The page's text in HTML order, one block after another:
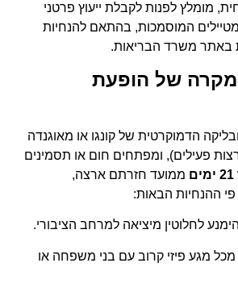
מומלץ לפנות לקבלת ייעוץ פרטני
המוסמכות, בהתאם להנחיות
באתר משרד הבריאות.
של הופעת
הדמוקרטית של קונגו או מאוגנדה
פעילים), ומפתחים חום או תסמינים
ממועד חזרתם ארצה,
ההנחיות הבאות:
לחלוטין מיציאה למרחב הציבורי.
מכל מגע פיזי קרוב עם בני משפחה או